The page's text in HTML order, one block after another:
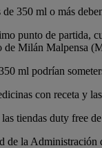
350 ml o más
punto de partida,
Milán Malpensa
ml podrían
con receta y
tiendas duty free
de la